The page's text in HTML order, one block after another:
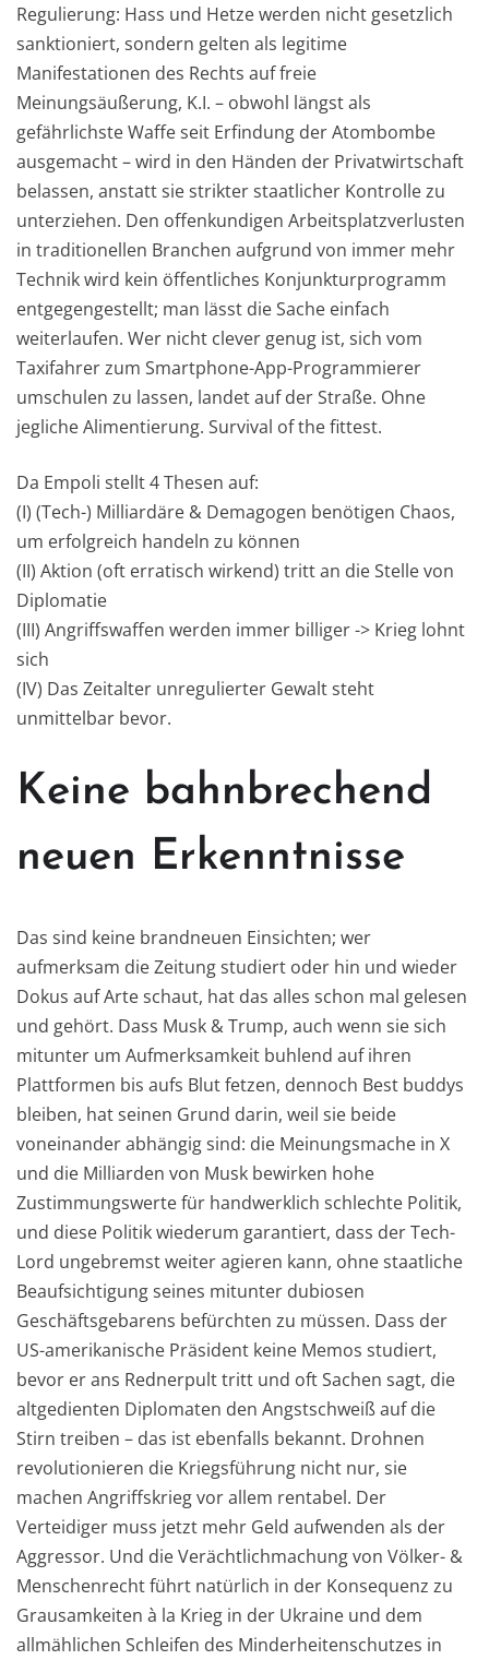
Regulierung: Hass und Hetze werden nicht gesetzlich
sanktioniert, sondern gelten als legitime
Manifestationen des Rechts auf freie
Meinungsäußerung, K.I. – obwohl längst als
gefährlichste Waffe seit Erfindung der Atombombe
ausgemacht – wird in den Händen der Privatwirtschaft
belassen, anstatt sie strikter staatlicher Kontrolle zu
unterziehen. Den offenkundigen Arbeitsplatzverlusten
in traditionellen Branchen aufgrund von immer mehr
Technik wird kein öffentliches Konjunkturprogramm
entgegengestellt; man lässt die Sache einfach
weiterlaufen. Wer nicht clever genug ist, sich vom
Taxifahrer zum Smartphone-App-Programmierer
umschulen zu lassen, landet auf der Straße. Ohne
jegliche Alimentierung. Survival of the fittest.
Da Empoli stellt 4 Thesen auf:
(I) (Tech-) Milliardäre & Demagogen benötigen Chaos,
um erfolgreich handeln zu können
(II) Aktion (oft erratisch wirkend) tritt an die Stelle von
Diplomatie
(III) Angriffswaffen werden immer billiger -> Krieg lohnt
sich
(IV) Das Zeitalter unregulierter Gewalt steht
unmittelbar bevor.
Keine bahnbrechend
neuen Erkenntnisse
Das sind keine brandneuen Einsichten; wer
aufmerksam die Zeitung studiert oder hin und wieder
Dokus auf Arte schaut, hat das alles schon mal gelesen
und gehört. Dass Musk & Trump, auch wenn sie sich
mitunter um Aufmerksamkeit buhlend auf ihren
Plattformen bis aufs Blut fetzen, dennoch Best buddys
bleiben, hat seinen Grund darin, weil sie beide
voneinander abhängig sind: die Meinungsmache in X
und die Milliarden von Musk bewirken hohe
Zustimmungswerte für handwerklich schlechte Politik,
und diese Politik wiederum garantiert, dass der Tech-
Lord ungebremst weiter agieren kann, ohne staatliche
Beaufsichtigung seines mitunter dubiosen
Geschäftsgebarens befürchten zu müssen. Dass der
US-amerikanische Präsident keine Memos studiert,
bevor er ans Rednerpult tritt und oft Sachen sagt, die
altgedienten Diplomaten den Angstschweiß auf die
Stirn treiben – das ist ebenfalls bekannt. Drohnen
revolutionieren die Kriegsführung nicht nur, sie
machen Angriffskrieg vor allem rentabel. Der
Verteidiger muss jetzt mehr Geld aufwenden als der
Aggressor. Und die Verächtlichmachung von Völker- &
Menschenrecht führt natürlich in der Konsequenz zu
Grausamkeiten à la Krieg in der Ukraine und dem
allmählichen Schleifen des Minderheitenschutzes in